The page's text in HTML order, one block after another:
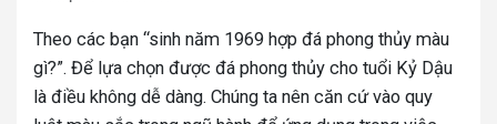
Theo các bạn “sinh năm 1969 hợp đá phong thủy màu
gì?”. Để lựa chọn được đá phong thủy cho tuổi Kỷ Dậu
là điều không dễ dàng. Chúng ta nên căn cứ vào quy